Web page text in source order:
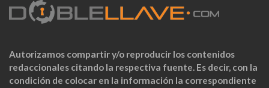
Autorizamos compartir y/o reproducir los contenidos
redaccionales citando la respectiva fuente. Es decir, con la
condición de colocar en la información la correspondiente